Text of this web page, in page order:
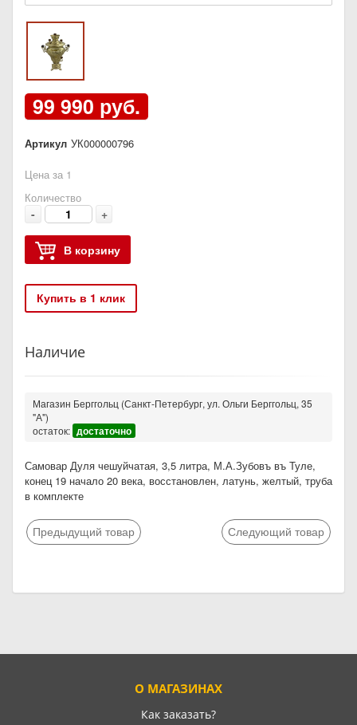
99 990 руб.
Артикул УК000000796
Цена за 1
Количество
- +
В корзину
Купить в 1 клик
Наличие
Магазин Берггольц (Санкт-Петербург, ул. Ольги Берггольц, 35
"А")
остаток: достаточно
Самовар Дуля чешуйчатая, 3,5 литра, М.А.Зубовъ въ Туле,
конец 19 начало 20 века, восстановлен, латунь, желтый, труба
в комплекте
Предыдущий товар Следующий товар
О МАГАЗИНАХ
Как заказать?